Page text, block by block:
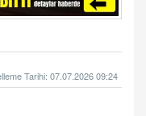
Tarihi: 07.07.2026 09:24